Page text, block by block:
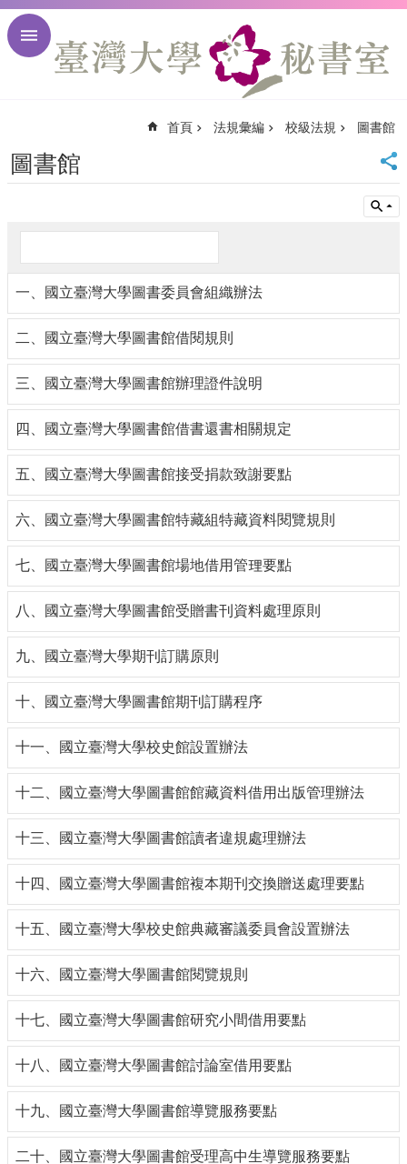
跳到主要內容區塊
首
頁
首
臺
大
校
English
站
覽
見
問
答
關
於
秘
書
室
服
務
團
隊
法
規
彙
編
行
政
會
議
校
務
會
議
校
務
發
展
規
首頁 法規彙編 校級法規 圖書館
圖書館
一、國立臺灣大學圖書委員會組織辦法
二、國立臺灣大學圖書館借閱規則
三、國立臺灣大學圖書館辦理證件說明
四、國立臺灣大學圖書館借書還書相關規定
五、國立臺灣大學圖書館接受捐款致謝要點
六、國立臺灣大學圖書館特藏組特藏資料閱覽規則
七、國立臺灣大學圖書館場地借用管理要點
八、國立臺灣大學圖書館受贈書刊資料處理原則
九、國立臺灣大學期刊訂購原則
十、國立臺灣大學圖書館期刊訂購程序
十一、國立臺灣大學校史館設置辦法
十二、國立臺灣大學圖書館館藏資料借用出版管理辦法
十三、國立臺灣大學圖書館讀者違規處理辦法
十四、國立臺灣大學圖書館複本期刊交換贈送處理要點
十五、國立臺灣大學校史館典藏審議委員會設置辦法
十六、國立臺灣大學圖書館閱覽規則
十七、國立臺灣大學圖書館研究小間借用要點
十八、國立臺灣大學圖書館討論室借用要點
十九、國立臺灣大學圖書館導覽服務要點
二十、國立臺灣大學圖書館受理高中生導覽服務要點